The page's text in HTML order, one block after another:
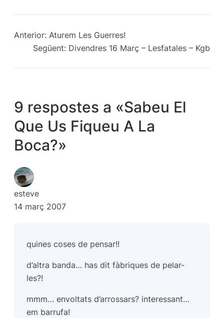
Anterior: Aturem Les Guerres!
Següent: Divendres 16 Març – Lesfatales – Kgb
9 respostes a «Sabeu El
Que Us Fiqueu A La
Boca?»
esteve
14 març 2007
quines coses de pensar!!
d’altra banda… has dit fàbriques de pelar-
les?!
mmm… envoltats d’arrossars? interessant…
em barrufa!